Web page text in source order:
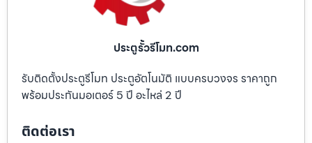
ประตูรั้วรีโมท.com
รับติดตั้งประตูรีโมท ประตูอัตโนมัติ แบบครบวงจร ราคาถูก
พร้อมประกันมอเตอร์ 5 ปี อะไหล่ 2 ปี
ติดต่อเรา